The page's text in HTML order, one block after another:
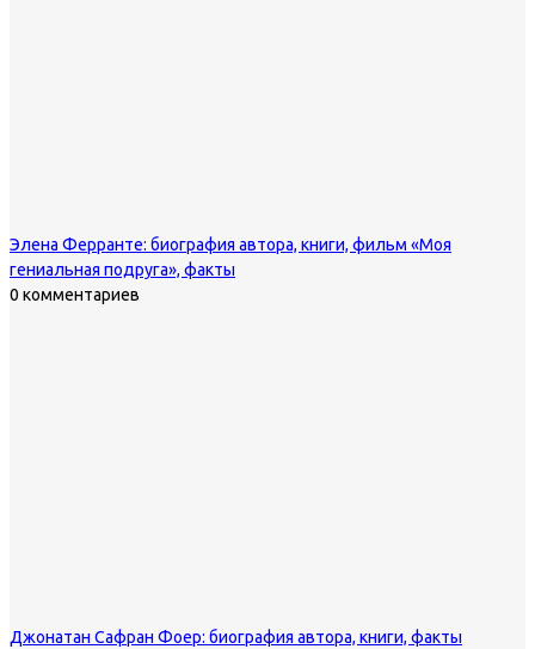
Элена Ферранте: биография автора, книги, фильм «Моя
гениальная подруга», факты
0 комментариев
Джонатан Сафран Фоер: биография автора, книги, факты